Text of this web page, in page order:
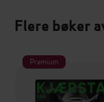
Flere bøker
Premium